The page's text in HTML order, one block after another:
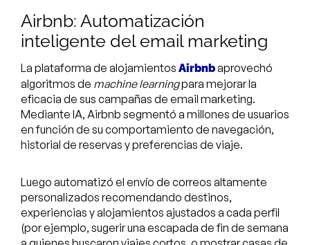
Airbnb: Automatización
inteligente del email marketing
La plataforma de alojamientos Airbnbaprovechó
algoritmos de machine learningpara mejorar la
eficacia de sus campañas de email marketing.
Mediante IA, Airbnb segmentó a millones de usuarios
en función de su comportamiento de navegación,
historial de reservas y preferencias de viaje.
Luego automatizó el envío de correos altamente
personalizados recomendando destinos,
experiencias y alojamientos ajustados a cada perfil
(por ejemplo, sugerir una escapada de fin de semana